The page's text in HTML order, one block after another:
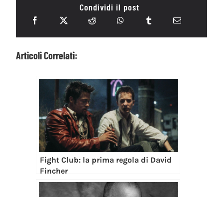
Condividi il post
Articoli Correlati:
Fight Club: la prima regola di David
Fincher